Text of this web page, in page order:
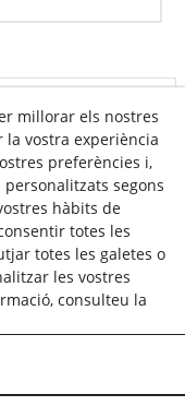
millorar els nostres
vostra experiència
preferències i,
segons
hàbits de
totes les
totes les galetes o
les vostres
consulteu la